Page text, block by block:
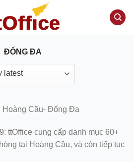
ĐỐNG ĐA
Hoàng Cầu- Đống Đa
ttOffice cung cấp danh mục 60+
tại Hoàng Cầu, và còn tiếp tục